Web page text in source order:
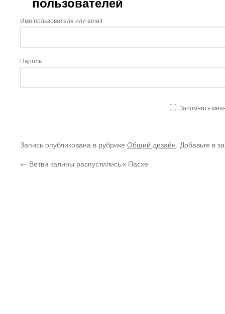
пользователей
Имя пользователя или email
Пароль
Запомнить
Запись опубликована в рубрике Общий дизайн. Добавьте в
← Ветви калины распустились к Пасхе